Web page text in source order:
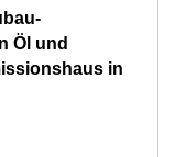
Öl und
in